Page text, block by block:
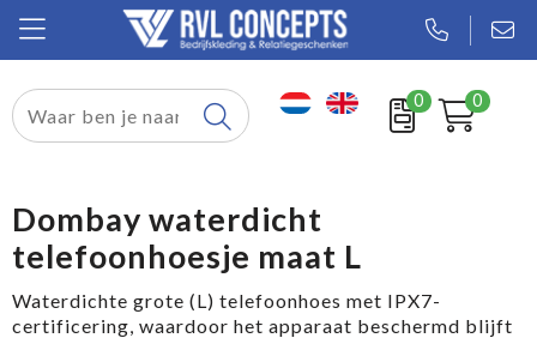
0 0
Relatiegeschenken
Tassen
Sport
Dombay waterdicht
telefoonhoesje maat L
Waterdichte grote (L) telefoonhoes met IPX7-
certificering, waardoor het apparaat beschermd blijft